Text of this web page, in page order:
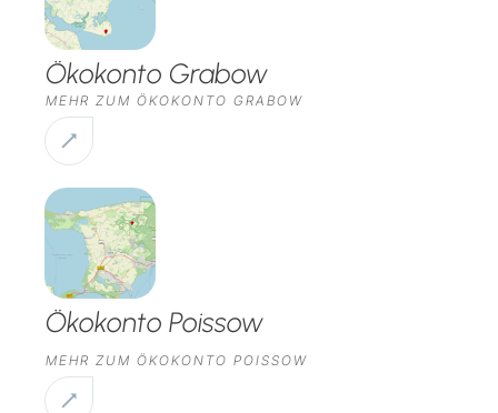
Ökokonto Grabow
MEHR ZUM ÖKOKONTO GRABOW
Ökokonto Poissow
MEHR ZUM ÖKOKONTO POISSOW